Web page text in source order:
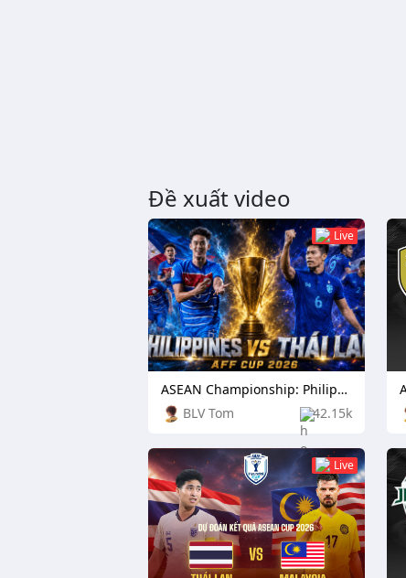
Đề xuất video
Live
BLV Tom 42.15k
ASEAN Championship: Philippines vs Thailand
Live